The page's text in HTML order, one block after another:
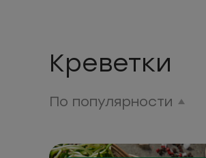
Креветки
По популярности